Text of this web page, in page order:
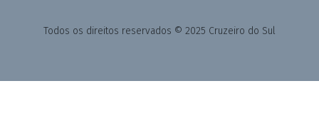
Todos os direitos reservados © 2025 Cruzeiro do Sul